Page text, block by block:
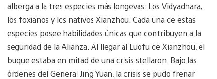
alberga a la tres especies más longevas: Los Vidyadhara,
los foxianos y los nativos Xianzhou. Cada una de estas
especies posee habilidades únicas que contribuyen a la
seguridad de la Alianza. Al llegar al Luofu de Xianzhou, el
buque estaba en mitad de una crisis stellaron. Bajo las
órdenes del General Jing Yuan, la crisis se pudo frenar